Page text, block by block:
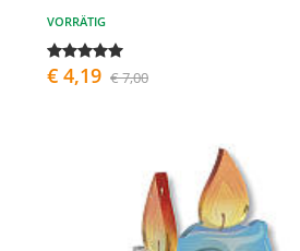
VORRÄTIG
€ 4,19 € 7,00